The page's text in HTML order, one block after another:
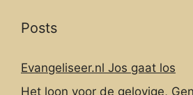
Posts
Evangeliseer.nl Jos gaat los
Het loon voor de gelovige,